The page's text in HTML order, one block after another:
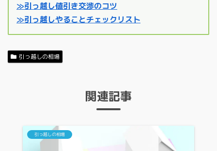
≫引っ越し値引き交渉のコツ
≫引っ越しやることチェックリスト
引っ越しの相場
関連記事
引っ越しの相場